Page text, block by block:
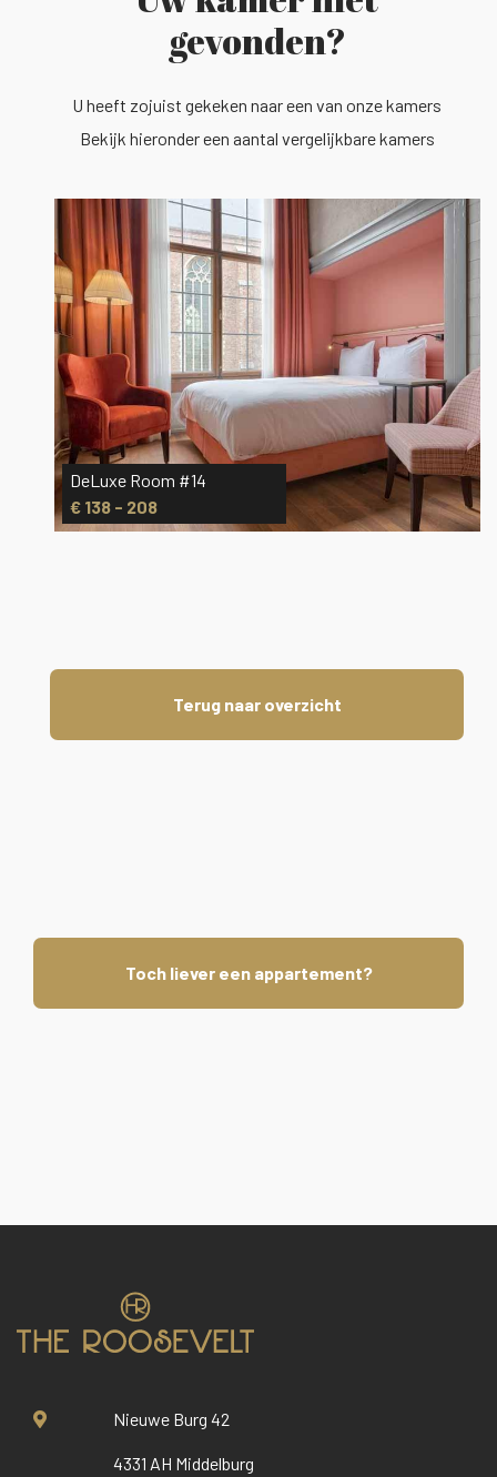
gevonden?
U heeft zojuist gekeken naar een van onze kamers
Bekijk hieronder een aantal vergelijkbare kamers
DeLuxe Room #14
€ 138 - 208
Terug naar overzicht
Toch liever een appartement?
Nieuwe Burg 42
4331 AH Middelburg